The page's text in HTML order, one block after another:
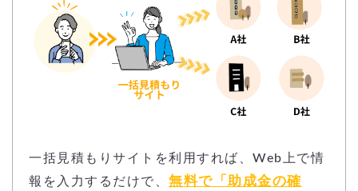
一括見積もりサイトを利用すれば、Web上で情
報を入力するだけで、 無料で「助成金の確